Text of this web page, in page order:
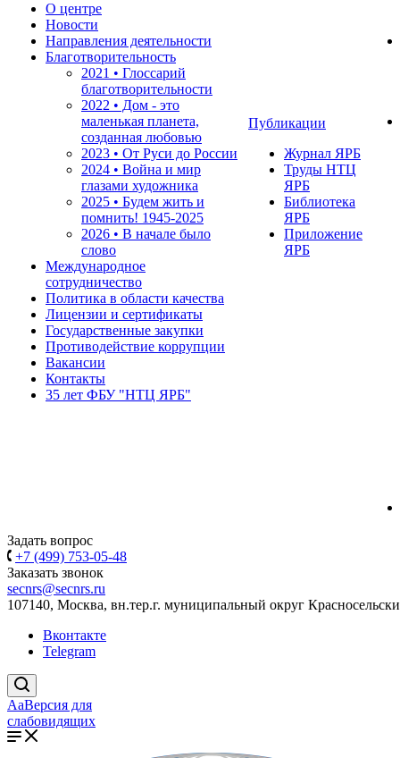
О центре
Новости
Направления деятельности
Благотворительность
2021 • Глоссарий
благотворительности
2022 • Дом - это
маленькая планета,
созданная любовью
2023 • От Руси до России
2024 • Война и мир
глазами художника
2025 • Будем жить и
помнить! 1945-2025
2026 • В начале было
слово
Международное
сотрудничество
Политика в области качества
Лицензии и сертификаты
Государственные закупки
Противодействие коррупции
Вакансии
Контакты
35 лет ФБУ "НТЦ ЯРБ"
Публикации
Журнал ЯРБ
Труды НТЦ
ЯРБ
Библиотека
ЯРБ
Приложение
ЯРБ
Задать вопрос
+7 (499) 753-05-48
Заказать звонок
secnrs@secnrs.ru
107140, Москва, вн.тер.г. муниципальный округ
Вконтакте
Telegram
AaВерсия для
слабовидящих